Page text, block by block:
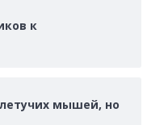
к
мышей, но